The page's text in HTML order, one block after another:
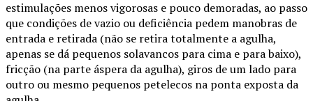
estimulações menos vigorosas e pouco demoradas, ao passo
que condições de vazio ou deficiência pedem manobras de
entrada e retirada (não se retira totalmente a agulha,
apenas se dá pequenos solavancos para cima e para baixo),
fricção (na parte áspera da agulha), giros de um lado para
outro ou mesmo pequenos petelecos na ponta exposta da